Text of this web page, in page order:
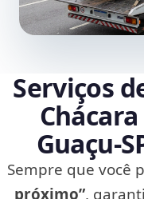
Serviços
Sempre que você
próximo”,